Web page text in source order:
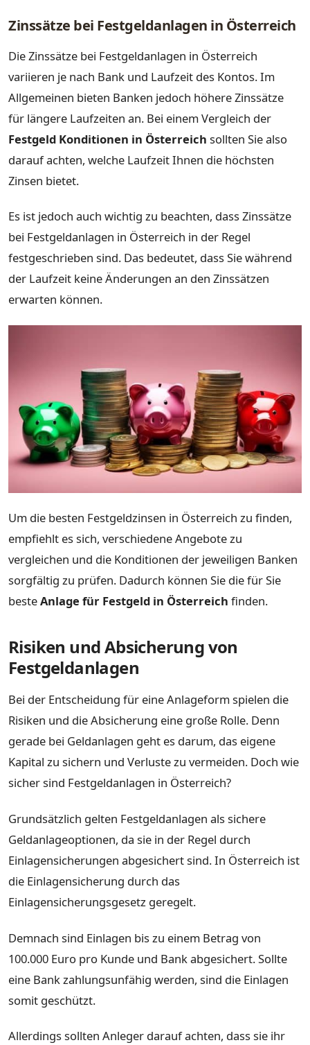
Zinssätze bei Festgeldanlagen in Österreich
Die Zinssätze bei Festgeldanlagen in Österreich
variieren je nach Bank und Laufzeit des Kontos. Im
Allgemeinen bieten Banken jedoch höhere Zinssätze
für längere Laufzeiten an. Bei einem Vergleich der
Festgeld Konditionen in Österreich sollten Sie also
darauf achten, welche Laufzeit Ihnen die höchsten
Zinsen bietet.
Es ist jedoch auch wichtig zu beachten, dass Zinssätze
bei Festgeldanlagen in Österreich in der Regel
festgeschrieben sind. Das bedeutet, dass Sie während
der Laufzeit keine Änderungen an den Zinssätzen
erwarten können.
Um die besten Festgeldzinsen in Österreich zu finden,
empfiehlt es sich, verschiedene Angebote zu
vergleichen und die Konditionen der jeweiligen Banken
sorgfältig zu prüfen. Dadurch können Sie die für Sie
besteAnlage für Festgeld in Österreich finden.
Risiken und Absicherung von
Festgeldanlagen
Bei der Entscheidung für eine Anlageform spielen die
Risiken und die Absicherung eine große Rolle. Denn
gerade bei Geldanlagen geht es darum, das eigene
Kapital zu sichern und Verluste zu vermeiden. Doch wie
sicher sind Festgeldanlagen in Österreich?
Grundsätzlich gelten Festgeldanlagen als sichere
Geldanlageoptionen, da sie in der Regel durch
Einlagensicherungen abgesichert sind. In Österreich ist
die Einlagensicherung durch das
Einlagensicherungsgesetz geregelt.
Demnach sind Einlagen bis zu einem Betrag von
100.000 Euro pro Kunde und Bank abgesichert. Sollte
eine Bank zahlungsunfähig werden, sind die Einlagen
somit geschützt.
Allerdings sollten Anleger darauf achten, dass sie ihr